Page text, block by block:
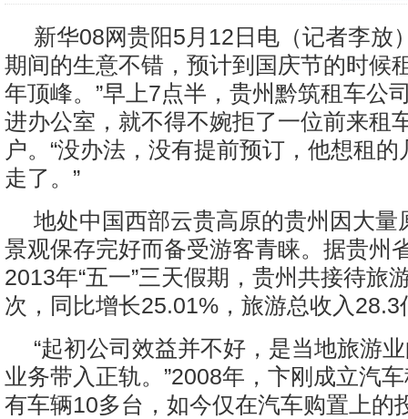
新华08网贵阳5月12日电（记者李放
期间的生意不错，预计到国庆节的时候
年顶峰。”早上7点半，贵州黔筑租车公
进办公室，就不得不婉拒了一位前来租
户。“没办法，没有提前预订，他想租
走了。”
地处中国西部云贵高原的贵州因大量
景观保存完好而备受游客青睐。据贵州
2013年“五一”三天假期，贵州共接待旅
次，同比增长25.01%，旅游总收入28.3
“起初公司效益并不好，是当地旅游
业务带入正轨。”2008年，卞刚成立汽
有车辆10多台，如今仅在汽车购置上的